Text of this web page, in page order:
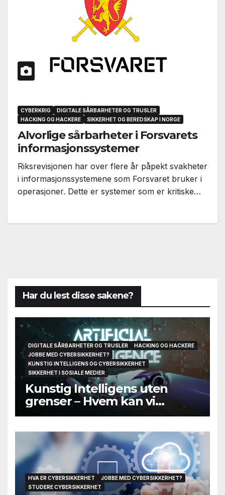
CYBERKRIG
DIGITALE SÅRBARHETER OG TRUSLER
HACKING OG HACKERE
SIKKERHET OG BEREDSKAP I NORGE
Alvorlige sårbarheter i Forsvarets
informasjonssystemer
Riksrevisjonen har over flere år påpekt svakheter
i informasjonssystemene som Forsvaret bruker i
operasjoner. Dette er systemer som er kritiske…
Har du lest disse sakene?
DIGITALE SÅRBARHETER OG TRUSLER
HACKING OG HACKERE
JOBBE MED CYBERSIKKERHET?
KUNSTIG INTELLIGENS OG CYBERSIKKERHET
SIKKERHET I SOSIALE MEDIER
Kunstig Intelligens uten
grenser – Hvem kan vi
egentlig stole på til slutt?
HVA ER CYBERSIKKERHET
JOBBE MED CYBERSIKKERHET?
STUDERE CYBERSIKKERHET